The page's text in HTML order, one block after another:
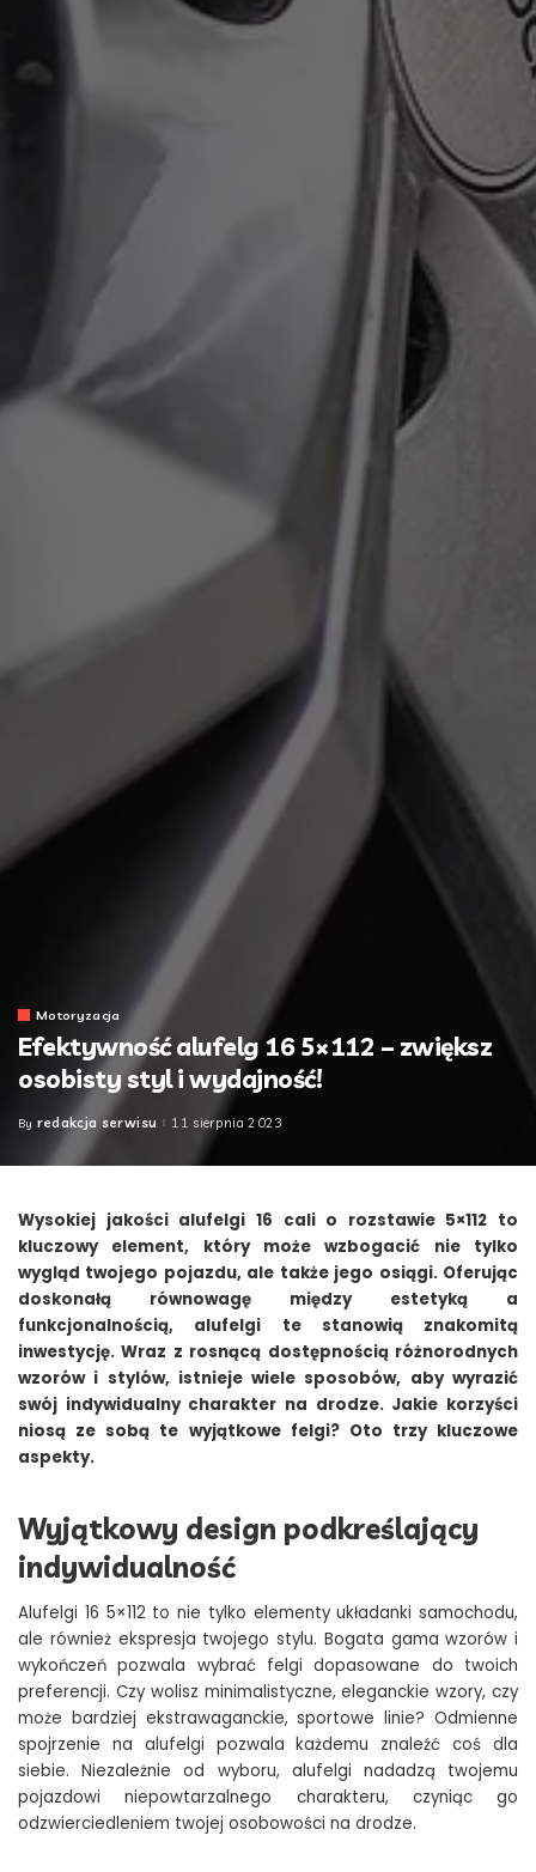
Motoryzacja
Efektywność alufelg 16 5×112 – zwiększ
osobisty styl i wydajność!
Posted
By redakcja serwisu 11 sierpnia 2023
Wysokiej jakości alufelgi 16 cali o rozstawie 5×112 to
kluczowy element, który może wzbogacić nie tylko
wygląd twojego pojazdu, ale także jego osiągi. Oferując
doskonałą równowagę między estetyką a
funkcjonalnością, alufelgi te stanowią znakomitą
inwestycję. Wraz z rosnącą dostępnością różnorodnych
wzorów i stylów, istnieje wiele sposobów, aby wyrazić
swój indywidualny charakter na drodze. Jakie korzyści
niosą ze sobą te wyjątkowe felgi? Oto trzy kluczowe
aspekty.
Wyjątkowy design podkreślający
indywidualność
Alufelgi 16 5×112 to nie tylko elementy układanki samochodu,
ale również ekspresja twojego stylu. Bogata gama wzorów i
wykończeń pozwala wybrać felgi dopasowane do twoich
preferencji. Czy wolisz minimalistyczne, eleganckie wzory, czy
może bardziej ekstrawaganckie, sportowe linie? Odmienne
spojrzenie na alufelgi pozwala każdemu znaleźć coś dla
siebie. Niezależnie od wyboru, alufelgi nadadzą twojemu
pojazdowi niepowtarzalnego charakteru, czyniąc go
odzwierciedleniem twojej osobowości na drodze.